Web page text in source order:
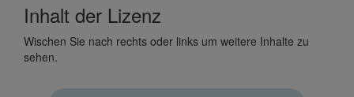
Inhalt der Lizenz
Wischen Sie nach rechts oder links um weitere Inhalte zu
sehen.